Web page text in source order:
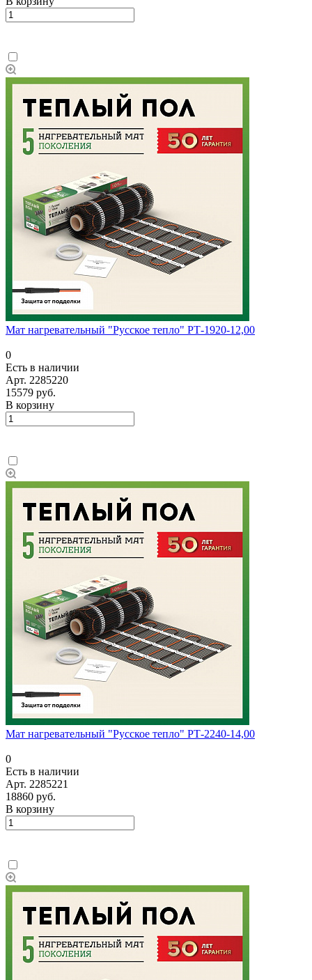
Мат нагревательный "Русское тепло" РТ-1920-12,00
0
Есть в наличии
Арт. 2285220
15579 руб.
В корзину
Мат нагревательный "Русское тепло" РТ-2240-14,00
0
Есть в наличии
Арт. 2285221
18860 руб.
В корзину